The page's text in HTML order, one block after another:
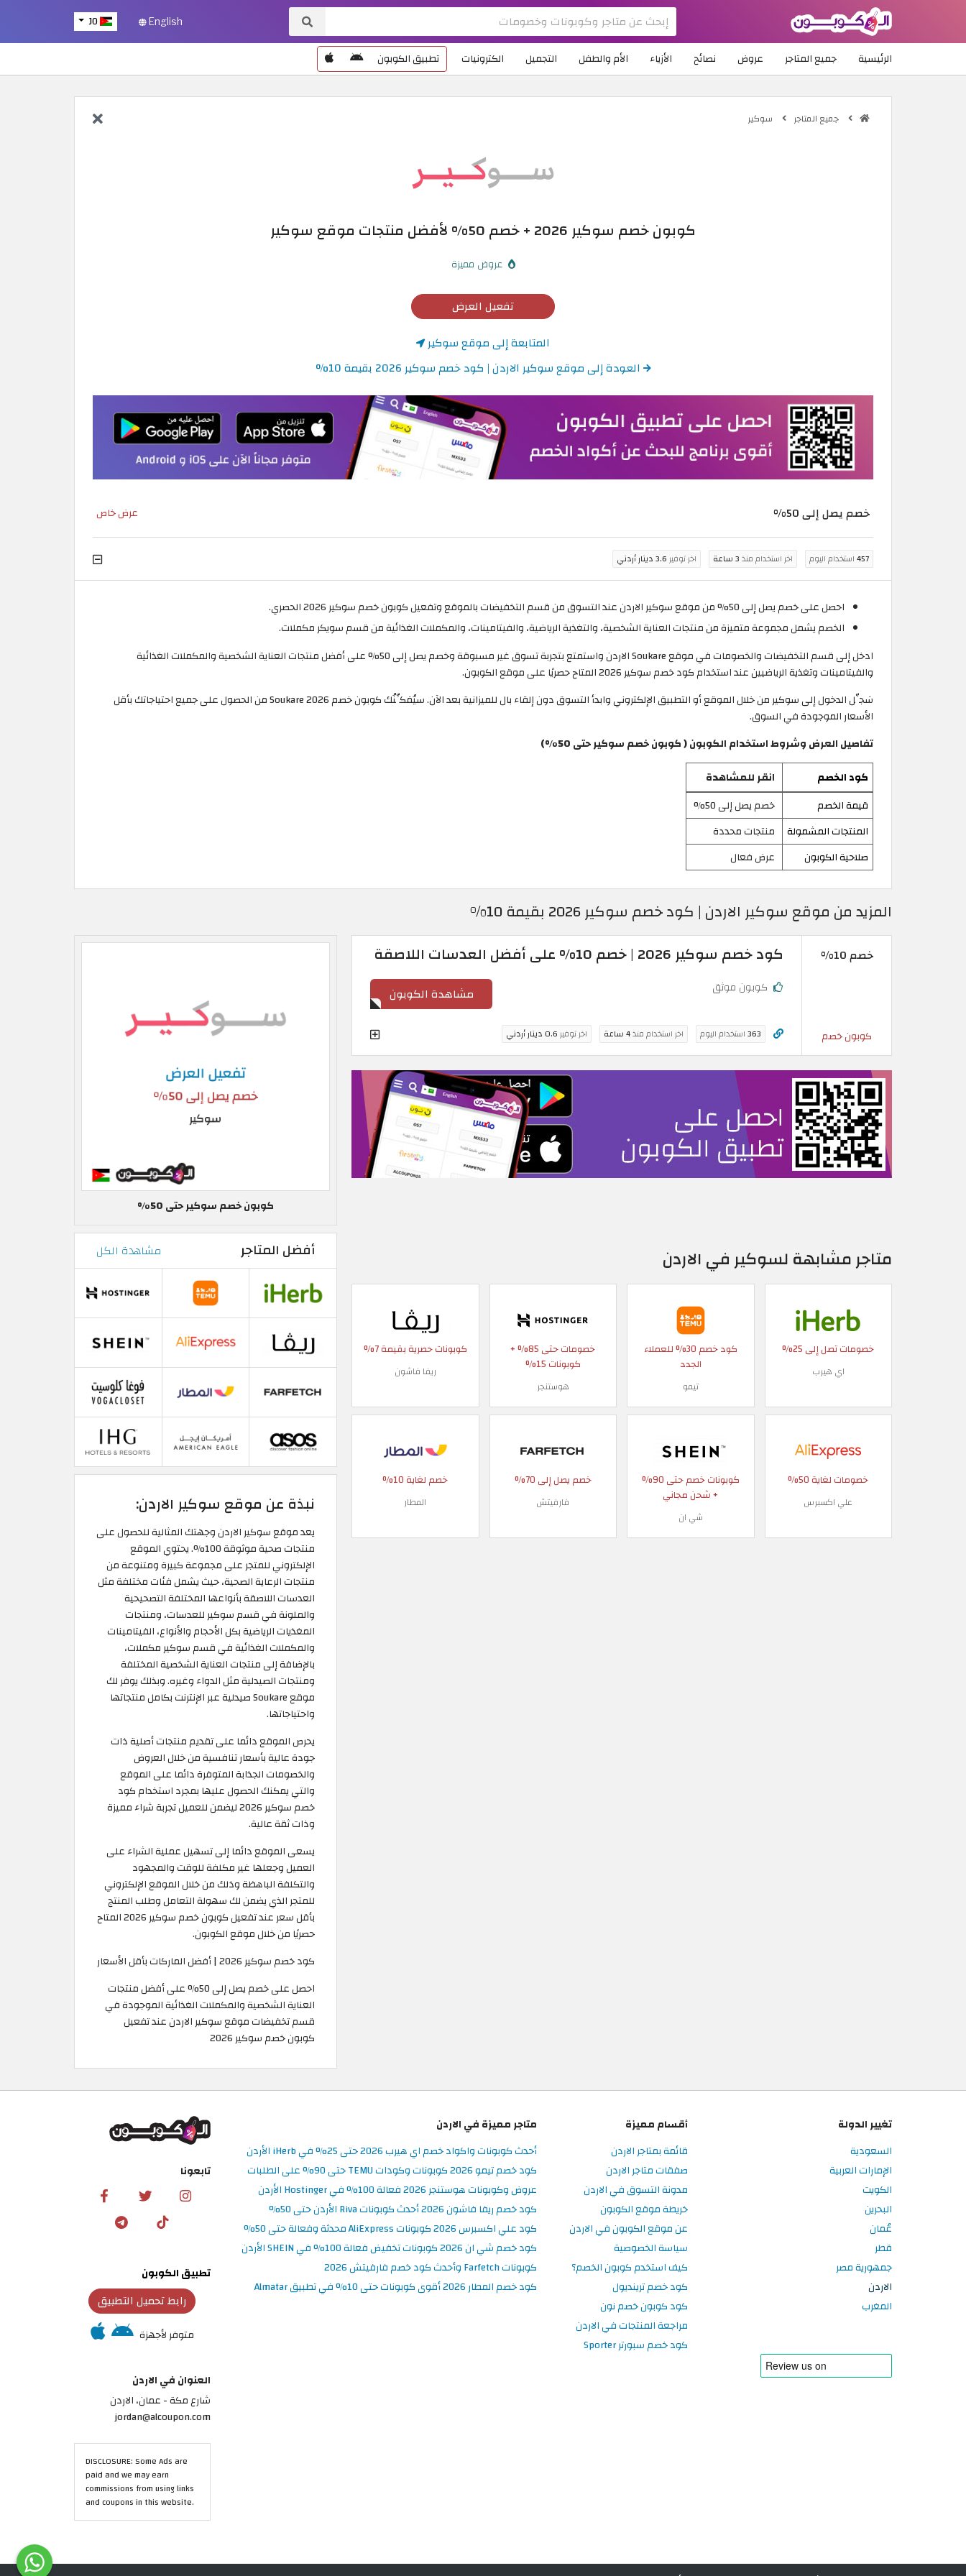
JO English
الرئيسية جميع المتاجر عروض نصائح الأزياء الأم والطفل التجميل الكترونيات تطبيق الكوبون
جميع المتاجر سوكير
كوبون خصم سوكير 2026 + خصم 50% لأفضل منتجات موقع سوكير
عروض مميزة
تفعيل العرض
المتابعة إلى موقع سوكير
العودة إلى موقع سوكير الاردن | كود خصم سوكير 2026 بقيمة 10%
خصم يصل إلى 50% عرض خاص
457استخدام اليوم اخر استخدام منذ3 ساعة اخر توفير3.6 دينار أردني
احصل على خصم يصل إلى 50% من موقع سوكير الاردن عند التسوق من قسم التخفيضات بالموقع وتفعيل كوبون خصم سوكير 2026 الحصري.
الخصم يشمل مجموعة متميزة من منتجات العناية الشخصية، والتغذية الرياضية، والفيتامينات، والمكملات الغذائية من قسم سويكر مكملات.
ادخل إلى قسم التخفيضات والخصومات في موقع Soukare الاردن واستمتع بتجربة تسوق غير مسبوقة وخصم يصل إلى 50% على أفضل منتجات العناية الشخصية والمكملات الغذائية
والفيتامينات وتغذية الرياضيين عند استخدام كود خصم سوكير 2026 المتاح حصريًا على موقع الكوبون.
سَجِّل الدخول إلى سوكير من خلال الموقع أو التطبيق الإلكتروني وابدأ التسوق دون إلقاء بال للميزانية بعد الآن. سيُمَكِّنُك كوبون خصم Soukare 2026 من الحصول على جميع احتياجاتك بأقل
الأسعار الموجودة في السوق.
تفاصيل العرض وشروط استخدام الكوبون ( كوبون خصم سوكير حتى 50%)
كود الخصم
انقر للمشاهدة
قيمة الخصم
خصم يصل إلى 50%
المنتجات المشمولة
منتجات محددة
صلاحية الكوبون
عرض فعال
المزيد من موقع سوكير الاردن | كود خصم سوكير 2026 بقيمة 10%
خصم 10%
كوبون خصم
كود خصم سوكير 2026 | خصم 10% على أفضل العدسات اللاصقة
كوبون موثق مشاهدة الكوبون
363استخدام اليوم اخر استخدام منذ4 ساعة اخر توفير0.6 دينار أردني
متاجر مشابهة لسوكير في الاردن
خصومات تصل إلى 25%
اي هيرب
كود خصم 30% للعملاء
الجدد
تيمو
خصومات حتى 85% +
كوبونات 15%
هوستنجر
كوبونات حصرية بقيمة 7%
ريفا فاشون
خصومات لغاية 50%
علي اكسبرس
كوبونات خصم حتى 90%
+ شحن مجاني
شي ان
خصم يصل إلى 70%
فارفيتش
خصم لغاية 10%
المطار
كوبون خصم سوكير حتى 50%
أفضل المتاجر مشاهدة الكل
نبذة عن موقع سوكير الاردن:
يعد موقع سوكير الاردن وجهتك المثالية للحصول على
منتجات صحية موثوقة 100%. يحتوي الموقع
الإلكتروني للمتجر على مجموعة كبيرة ومتنوعة من
منتجات الرعاية الصحية، حيث يشمل فئات مختلفة مثل
العدسات اللاصقة بأنواعها المختلفة التصحيحية
والملونة في قسم سوكير للعدسات، ومنتجات
المغذيات الرياضية بكل الأحجام والأنواع، الفيتامينات
والمكملات الغذائية في قسم سوكير مكملات،
بالإضافة إلى منتجات العناية الشخصية المختلفة
ومنتجات الصيدلية مثل الدواء وغيره. وبذلك يوفر لك
موقع Soukare صيدلية عبر الإنترنت بكامل منتجاتها
واحتياجاتها.
يحرص الموقع دائما على تقديم منتجات أصلية ذات
جودة عالية بأسعار تنافسية من خلال العروض
والخصومات الجذابة المتوفرة دائما على الموقع
والتي يمكنك الحصول عليها بمجرد استخدام كود
خصم سوكير 2026 ليضمن للعميل تجربة شراء مميزة
وذات ثقة عالية.
يسعى الموقع دائما إلى تسهيل عملية الشراء على
العميل وجعلها غير مكلفة للوقت والمجهود
والتكلفة الباهظة وذلك من خلال الموقع الإلكتروني
للمتجر الذي يضمن لك سهولة التعامل وطلب المنتج
بأقل سعر عند تفعيل كوبون خصم سوكير 2026 المتاح
حصريًا من خلال موقع الكوبون.
كود خصم سوكير 2026 | أفضل الماركات بأقل الأسعار
احصل على خصم يصل إلى 50% على أفضل منتجات
العناية الشخصية والمكملات الغذائية الموجودة في
قسم تخفيضات موقع سوكير الاردن عند تفعيل
كوبون خصم سوكير 2026
تغيير الدولة
السعودية
الإمارات العربية
الكويت
البحرين
عُمان
قطر
جمهورية مصر
الاردن
المغرب
أقسام مميزة
قائمة بمتاجر الاردن
صفقات متاجر الاردن
مدونة التسوق في الاردن
خريطة موقع الكوبون
عن موقع الكوبون في الاردن
سياسة الخصوصية
كيف استخدم كوبون الخصم؟
كود خصم ترينديول
كود كوبون خصم نون
مراجعة المنتجات في الاردن
كود خصم سبورتر Sporter
متاجر مميزة في الاردن
أحدث كوبونات واكواد خصم اي هيرب 2026 حتى 25% في iHerb الأردن
كود خصم تيمو 2026 كوبونات وكودات TEMU حتى 90% على الطلبات
عروض وكوبونات هوستنجر 2026 فعالة 100% في Hostinger الأردن
كود خصم ريفا فاشون 2026 أحدث كوبونات Riva الأردن حتى 50%
كود علي اكسبرس 2026 كوبونات AliExpress محدثة وفعالة حتى 50%
كود خصم شي ان 2026 كوبونات تخفيض فعالة 100% في SHEIN الأردن
كوبونات Farfetch وأحدث كود خصم فارفيتش 2026
كود خصم المطار 2026 أقوى كوبونات حتى 10% في تطبيق Almatar
تابعونا
تطبيق الكوبون
رابط تحميل التطبيق
متوفر لأجهزة
العنوان في الاردن
شارع مكة - عمان، الاردن
jordan@alcoupon.com
DISCLOSURE: Some Ads are
paid and we may earn
commissions from using links
and coupons in this website.